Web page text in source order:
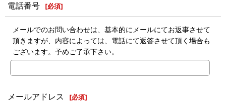
電話番号 [必須]
メールでのお問い合わせは、基本的にメールにてお返事させて
頂きますが、内容によっては、電話にて返答させて頂く場合も
ございます。予めご了承下さい。
メールアドレス [必須]